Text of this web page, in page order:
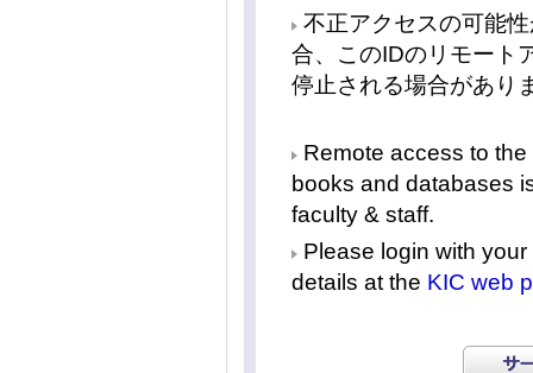
不正アクセスの可能
合、このIDのリモート
停止される場合があり
Remote access to
books and databases
faculty & staff.
Please login with
details at the KIC web